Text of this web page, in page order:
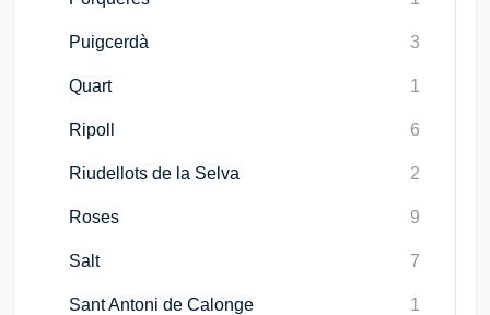
Puigcerdà 3
Quart 1
Ripoll 6
Riudellots de la Selva 2
Roses 9
Salt 7
Sant Antoni de Calonge 1